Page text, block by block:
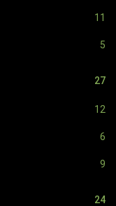
11
5
27
12
6
9
24